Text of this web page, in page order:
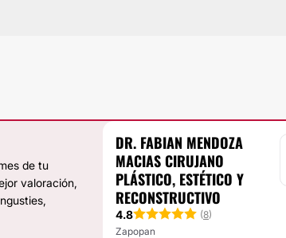
de tu
valoración,
DR. FABIAN MENDOZA
MACIAS CIRUJANO
PLÁSTICO, ESTÉTICO Y
RECONSTRUCTIVO
4.8 (8)
Zapopan